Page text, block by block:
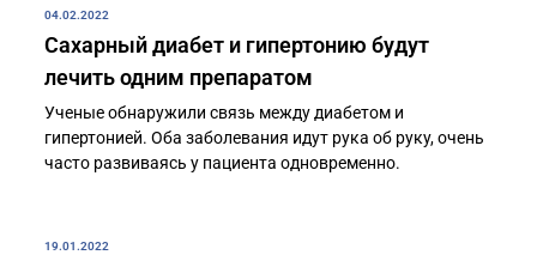
04.02.2022
Сахарный диабет и гипертонию будут
лечить одним препаратом
Ученые обнаружили связь между диабетом и
гипертонией. Оба заболевания идут рука об руку, очень
часто развиваясь у пациента одновременно.
19.01.2022